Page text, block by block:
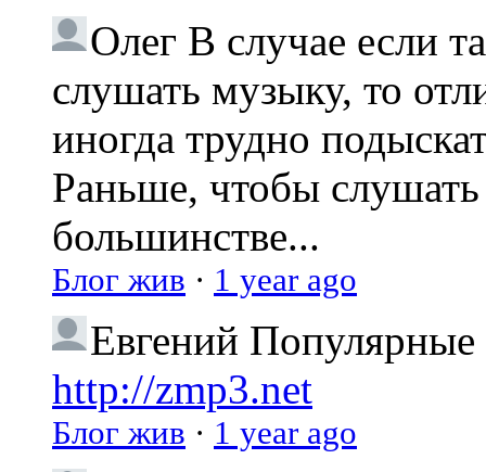
Олег В случае если
слушать музыку, то
иногда трудно
Раньше, чтобы слушать
большинстве...
Блог жив · 1 year ago
Евгений Популярные
http://zmp3.net
Блог жив · 1 year ago